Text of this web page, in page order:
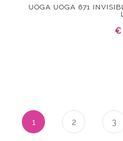
UOGA UOGA 671
€
Pagina
U lees momenteel
1
Pagina
2
3